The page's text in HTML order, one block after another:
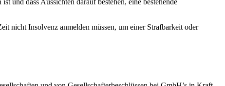
und dass Aussichten darauf bestehen, eine bestehende
nicht Insolvenz anmelden müssen, um einer Strafbarkeit oder